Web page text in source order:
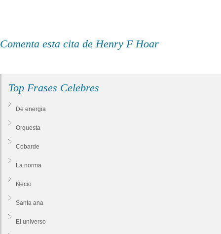
Comenta esta cita de Henry F Hoar
Top Frases Celebres
De energia
Orquesta
Cobarde
La norma
Necio
Santa ana
El universo